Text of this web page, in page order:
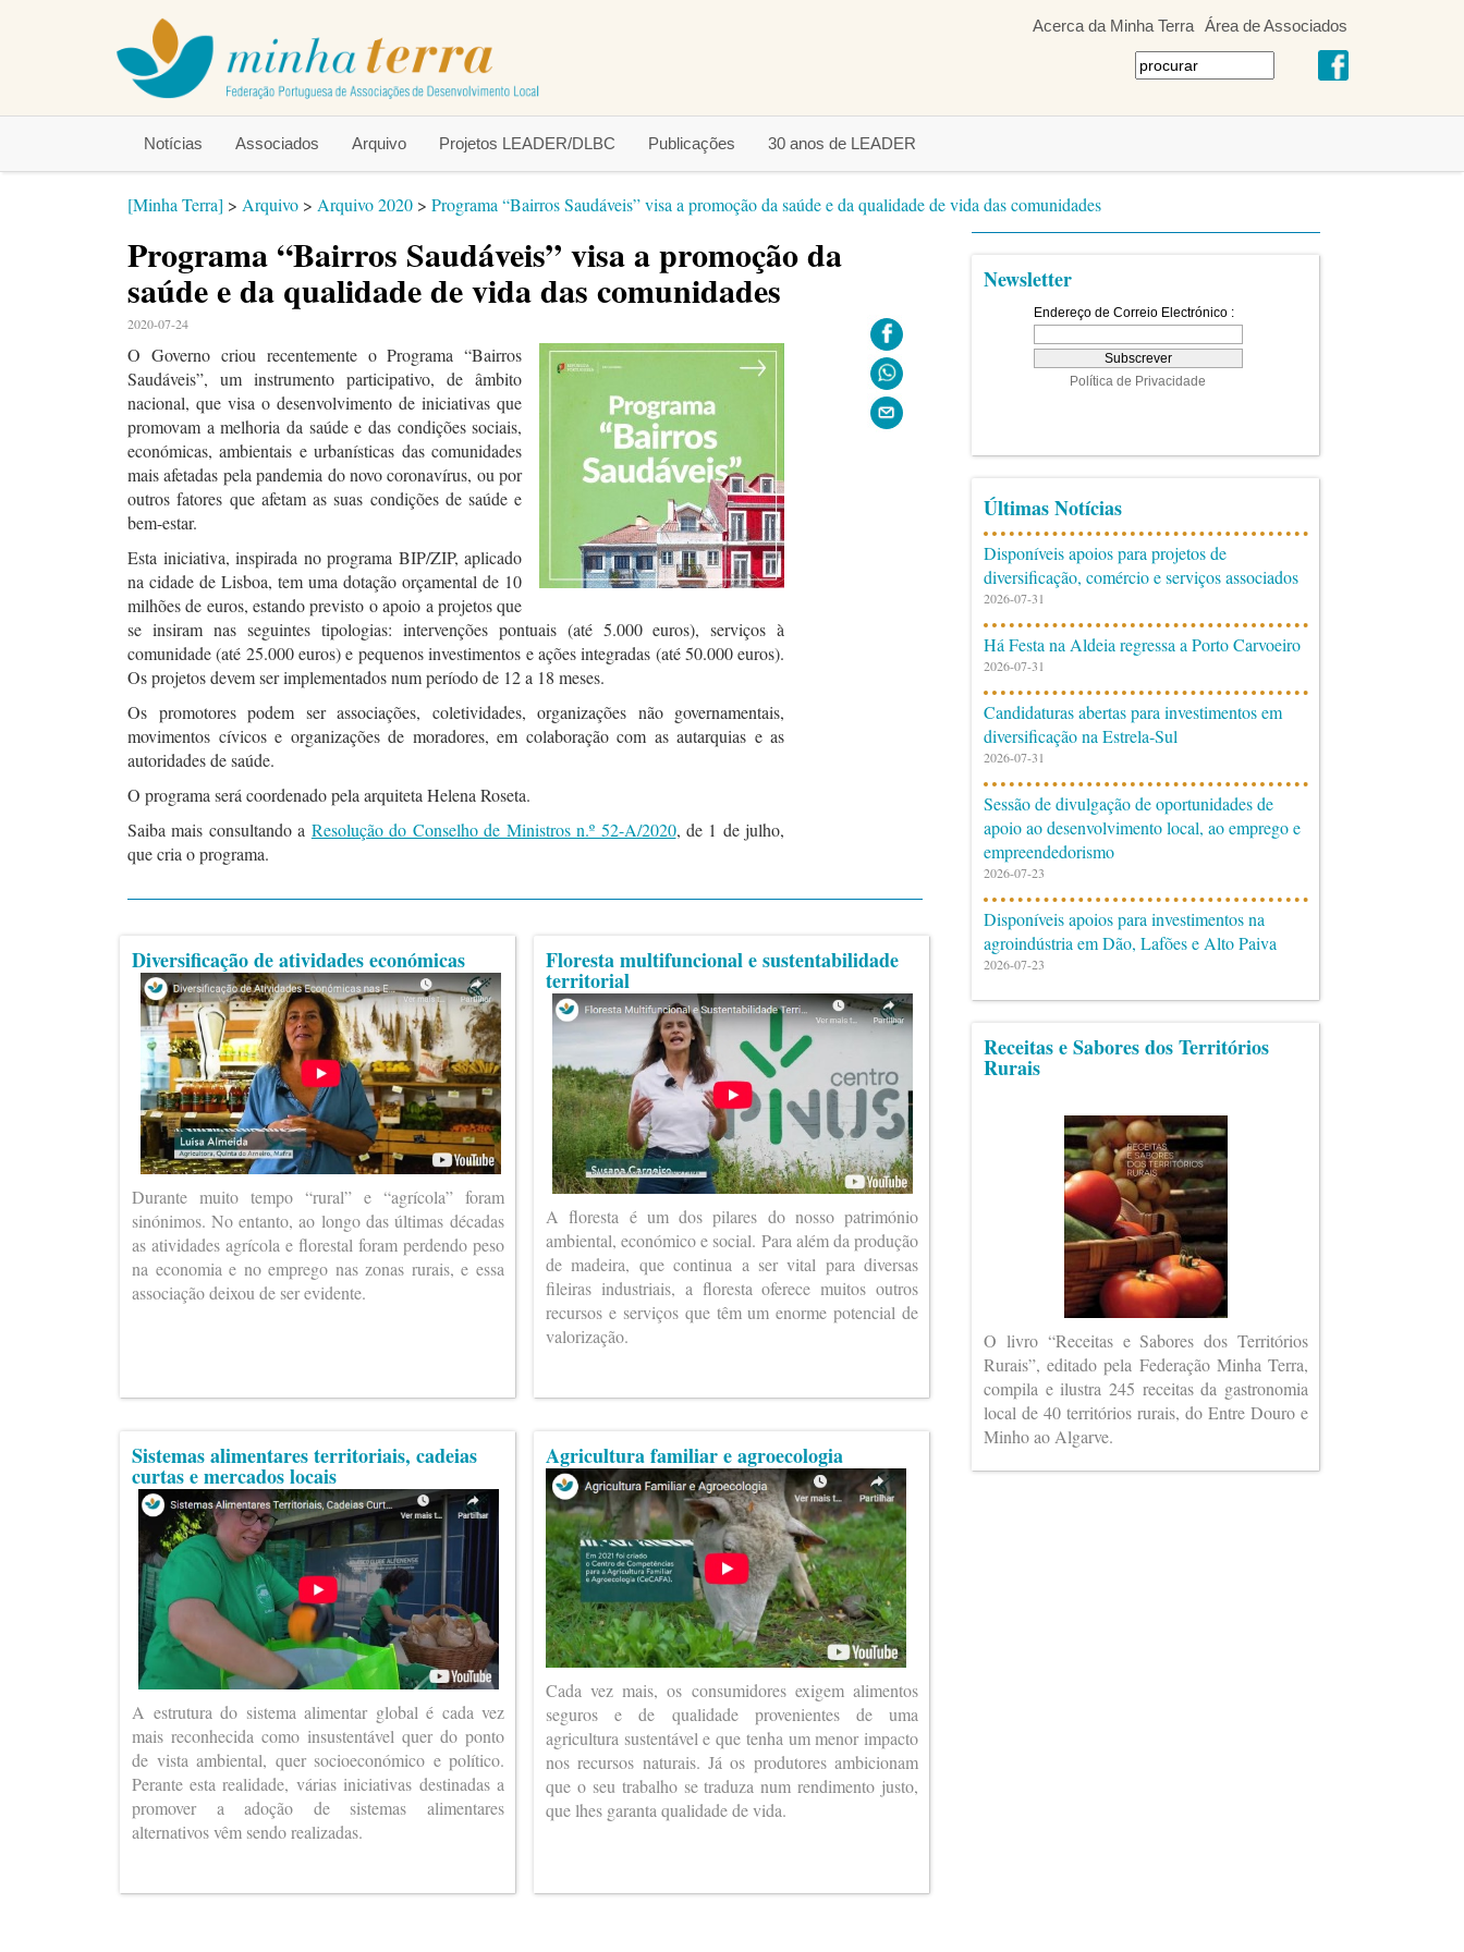
Acerca da Minha Terra Área de Associados
Notícias Associados Arquivo Projetos LEADER/DLBC Publicações 30 anos de LEADER
[Minha Terra] > Arquivo > Arquivo 2020 > Programa “Bairros Saudáveis” visa a promoção da saúde e da qualidade de vida das comunidades
Programa “Bairros Saudáveis” visa a promoção da
saúde e da qualidade de vida das comunidades
2020-07-24
O Governo criou recentemente o Programa “Bairros
Saudáveis”, um instrumento participativo, de âmbito
nacional, que visa o desenvolvimento de iniciativas que
promovam a melhoria da saúde e das condições sociais,
económicas, ambientais e urbanísticas das comunidades
mais afetadas pela pandemia do novo coronavírus, ou por
outros fatores que afetam as suas condições de saúde e
bem-estar.
Esta iniciativa, inspirada no programa BIP/ZIP, aplicado
na cidade de Lisboa, tem uma dotação orçamental de 10
milhões de euros, estando previsto o apoio a projetos que
se insiram nas seguintes tipologias: intervenções pontuais (até 5.000 euros), serviços à
comunidade (até 25.000 euros) e pequenos investimentos e ações integradas (até 50.000 euros).
Os projetos devem ser implementados num período de 12 a 18 meses.
Os promotores podem ser associações, coletividades, organizações não governamentais,
movimentos cívicos e organizações de moradores, em colaboração com as autarquias e as
autoridades de saúde.
O programa será coordenado pela arquiteta Helena Roseta.
Saiba mais consultando a Resolução do Conselho de Ministros n.º 52-A/2020, de 1 de julho,
que cria o programa.
Diversificação de atividades económicas
Durante muito tempo “rural” e “agrícola” foram
sinónimos. No entanto, ao longo das últimas décadas
as atividades agrícola e florestal foram perdendo peso
na economia e no emprego nas zonas rurais, e essa
associação deixou de ser evidente.
Sistemas alimentares territoriais, cadeias
curtas e mercados locais
A estrutura do sistema alimentar global é cada vez
mais reconhecida como insustentável quer do ponto
de vista ambiental, quer socioeconómico e político.
Perante esta realidade, várias iniciativas destinadas a
promover a adoção de sistemas alimentares
alternativos vêm sendo realizadas.
Floresta multifuncional e sustentabilidade
territorial
A floresta é um dos pilares do nosso património
ambiental, económico e social. Para além da produção
de madeira, que continua a ser vital para diversas
fileiras industriais, a floresta oferece muitos outros
recursos e serviços que têm um enorme potencial de
valorização.
Agricultura familiar e agroecologia
Cada vez mais, os consumidores exigem alimentos
seguros e de qualidade provenientes de uma
agricultura sustentável e que tenha um menor impacto
nos recursos naturais. Já os produtores ambicionam
que o seu trabalho se traduza num rendimento justo,
que lhes garanta qualidade de vida.
Newsletter
Últimas Notícias
Disponíveis apoios para projetos de
diversificação, comércio e serviços associados
2026-07-31
Há Festa na Aldeia regressa a Porto Carvoeiro
2026-07-31
Candidaturas abertas para investimentos em
diversificação na Estrela-Sul
2026-07-31
Sessão de divulgação de oportunidades de
apoio ao desenvolvimento local, ao emprego e
empreendedorismo
2026-07-23
Disponíveis apoios para investimentos na
agroindústria em Dão, Lafões e Alto Paiva
2026-07-23
Receitas e Sabores dos Territórios
Rurais
O livro “Receitas e Sabores dos Territórios
Rurais”, editado pela Federação Minha Terra,
compila e ilustra 245 receitas da gastronomia
local de 40 territórios rurais, do Entre Douro e
Minho ao Algarve.